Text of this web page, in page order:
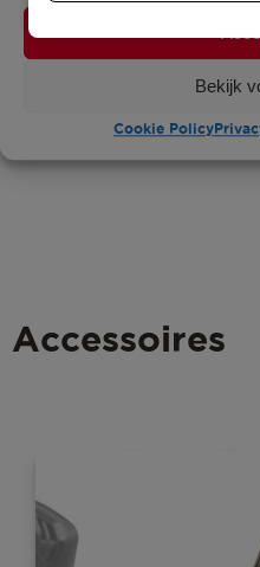
Bekijk
Cookie Policy
Uitgebreide
toepassing een
Accessoires